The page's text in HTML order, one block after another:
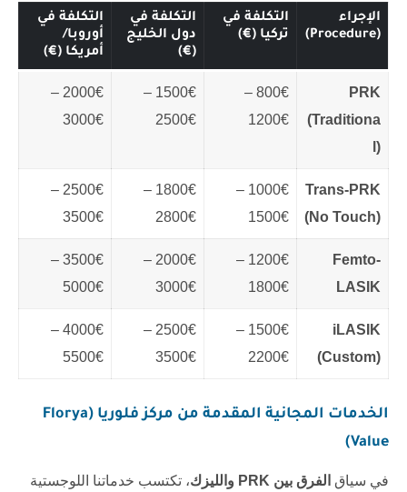
الإجراء
(Procedure)
التكلفة في
تركيا (€)
التكلفة في
دول الخليج
(€)
التكلفة في
أوروبا/
أمريكا (€)
PRK
(Traditiona
l)
800€ –
1200€
1500€ –
2500€
2000€ –
3000€
Trans-PRK
(No Touch)
1000€ –
1500€
1800€ –
2800€
2500€ –
3500€
Femto-
LASIK
1200€ –
1800€
2000€ –
3000€
3500€ –
5000€
iLASIK
(Custom)
1500€ –
2200€
2500€ –
3500€
4000€ –
5500€
الخدمات المجانية المقدمة من مركز فلوريا (Florya
Value)
في سياق الفرق بين PRK والليزك
، تكتسب خدماتنا اللوجستية